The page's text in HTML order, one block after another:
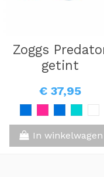
Zoggs
getint
€ 37,95
In winkelwagen